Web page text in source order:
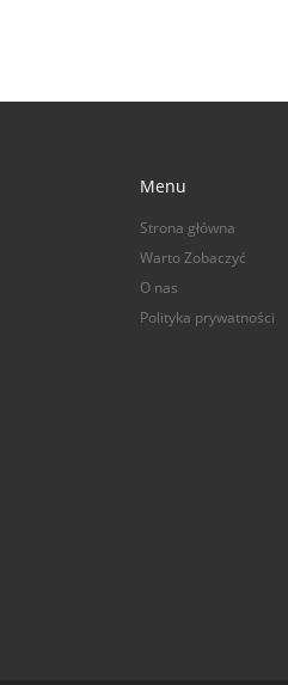
Menu
Strona główna
Warto Zobaczyć
O nas
Polityka prywatności